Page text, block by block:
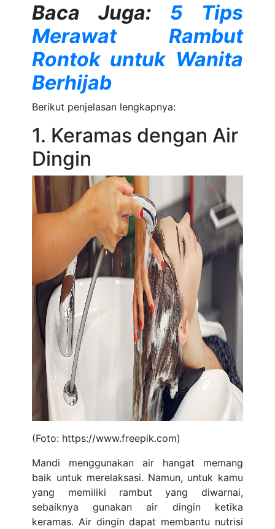
Baca Juga: 5 Tips
Merawat Rambut
Rontok untuk Wanita
Berhijab
Berikut penjelasan lengkapnya:
1. Keramas dengan Air
Dingin
(Foto: https://www.freepik.com)
Mandi menggunakan air hangat memang
baik untuk merelaksasi. Namun, untuk kamu
yang memiliki rambut yang diwarnai,
sebaiknya gunakan air dingin ketika
keramas. Air dingin dapat membantu nutrisi